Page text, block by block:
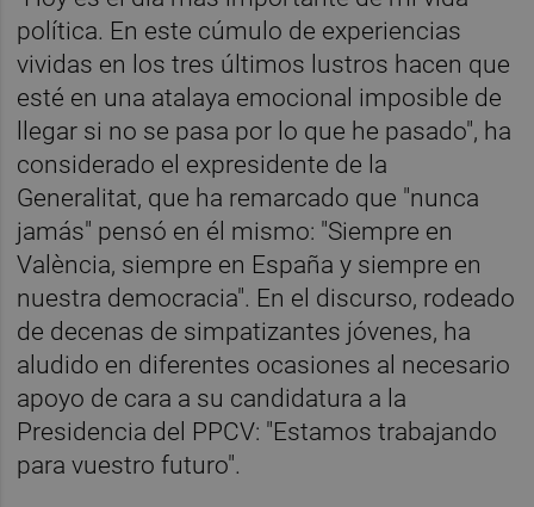
política. En este cúmulo de experiencias
vividas en los tres últimos lustros hacen que
esté en una atalaya emocional imposible de
llegar si no se pasa por lo que he pasado", ha
considerado el expresidente de la
Generalitat, que ha remarcado que "nunca
jamás" pensó en él mismo: "Siempre en
València, siempre en España y siempre en
nuestra democracia". En el discurso, rodeado
de decenas de simpatizantes jóvenes, ha
aludido en diferentes ocasiones al necesario
apoyo de cara a su candidatura a la
Presidencia del PPCV: "Estamos trabajando
para vuestro futuro".